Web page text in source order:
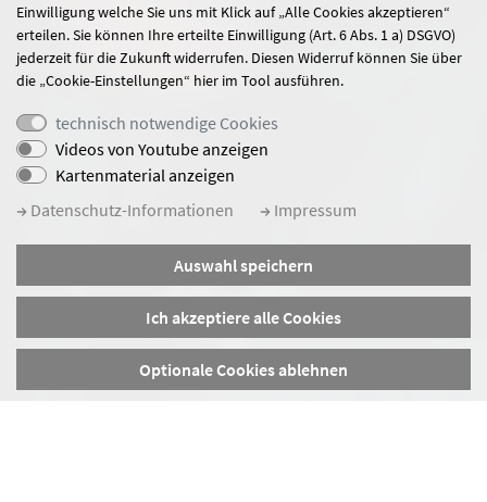
Einwilligung welche Sie uns mit Klick auf „Alle Cookies akzeptieren“
erteilen. Sie können Ihre erteilte Einwilligung (Art. 6 Abs. 1 a) DSGVO)
jederzeit für die Zukunft widerrufen. Diesen Widerruf können Sie über
die „Cookie-Einstellungen“ hier im Tool ausführen.
technisch notwendige Cookies
Videos von Youtube anzeigen
Kartenmaterial anzeigen
Datenschutz-Informationen
Impressum
Auswahl speichern
Ich akzeptiere alle Cookies
Optionale Cookies ablehnen